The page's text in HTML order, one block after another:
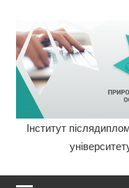
вмісту
Інститут